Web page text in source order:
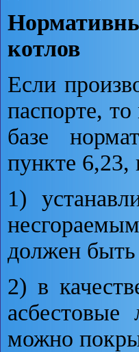
котлов
Если
паспорте,
базе
пункте 6,23,
1)
должен
2) в
можно